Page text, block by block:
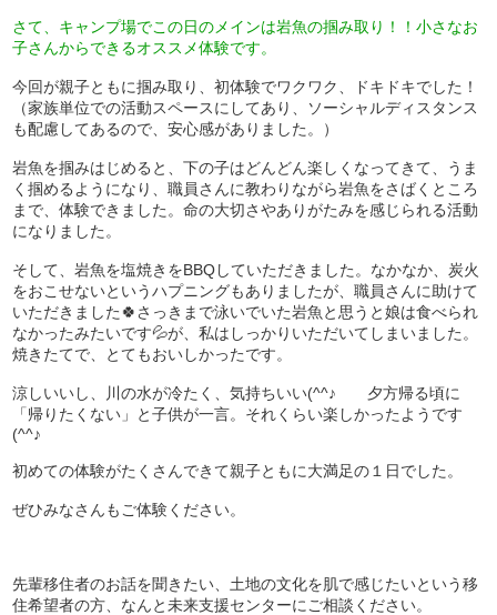
さて、キャンプ場でこの日のメインは岩魚の掴み取り！！小さなお
子さんからできるオススメ体験です。
今回が親子ともに掴み取り、初体験でワクワク、ドキドキでした！
（家族単位での活動スペースにしてあり、ソーシャルディスタンス
も配慮してあるので、安心感がありました。）
岩魚を掴みはじめると、下の子はどんどん楽しくなってきて、うま
く掴めるようになり、職員さんに教わりながら岩魚をさばくところ
まで、体験できました。命の大切さやありがたみを感じられる活動
になりました。
そして、岩魚を塩焼きをBBQしていただきました。なかなか、炭火
をおこせないというハプニングもありましたが、職員さんに助けて
いただきました🍀さっきまで泳いでいた岩魚と思うと娘は食べられ
なかったみたいです💦が、私はしっかりいただいてしまいました。
焼きたてで、とてもおいしかったです。
涼しいいし、川の水が冷たく、気持ちいい(^^♪ 夕方帰る頃に
「帰りたくない」と子供が一言。それくらい楽しかったようです
(^^♪
初めての体験がたくさんできて親子ともに大満足の１日でした。
ぜひみなさんもご体験ください。
先輩移住者のお話を聞きたい、土地の文化を肌で感じたいという移
住希望者の方、なんと未来支援センターにご相談ください。